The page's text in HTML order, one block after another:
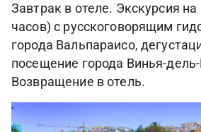
Завтрак в отеле. Экскурсия
часов) с русскоговорящим
города Вальпараисо,
посещение города Винья-
Возвращение в отель.